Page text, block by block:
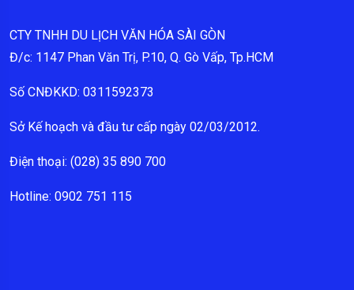
CTY TNHH DU LỊCH VĂN HÓA SÀI GÒN
Đ/c: 1147 Phan Văn Trị, P.10, Q. Gò Vấp, Tp.HCM
Số CNĐKKD: 0311592373
Sở Kế hoạch và đầu tư cấp ngày 02/03/2012.
Điện thoại: (028) 35 890 700
Hotline: 0902 751 115